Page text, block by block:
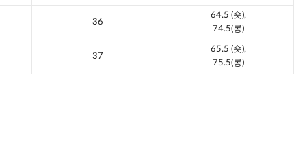
36
64.5 (숏),
74.5(롱)
37
65.5 (숏),
75.5(롱)